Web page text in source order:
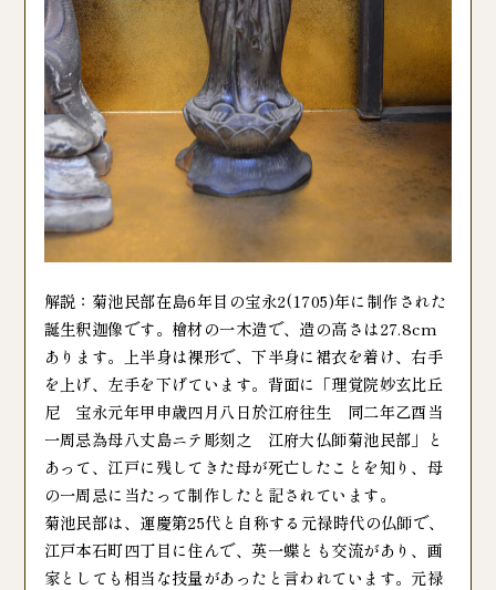
解説：菊池民部在島6年目の宝永2(1705)年に制作された
誕生釈迦像です。檜材の一木造で、造の高さは27.8cm
あります。上半身は裸形で、下半身に裙衣を着け、右手
を上げ、左手を下げています。背面に「理覚院妙玄比丘
尼 宝永元年甲申歳四月八日於江府往生 同二年乙酉当
一周忌為母八丈島ニテ彫刻之 江府大仏師菊池民部」と
あって、江戸に残してきた母が死亡したことを知り、母
の一周忌に当たって制作したと記されています。
菊池民部は、運慶第25代と自称する元禄時代の仏師で、
江戸本石町四丁目に住んで、英一蝶とも交流があり、画
家としても相当な技量があったと言われています。元禄